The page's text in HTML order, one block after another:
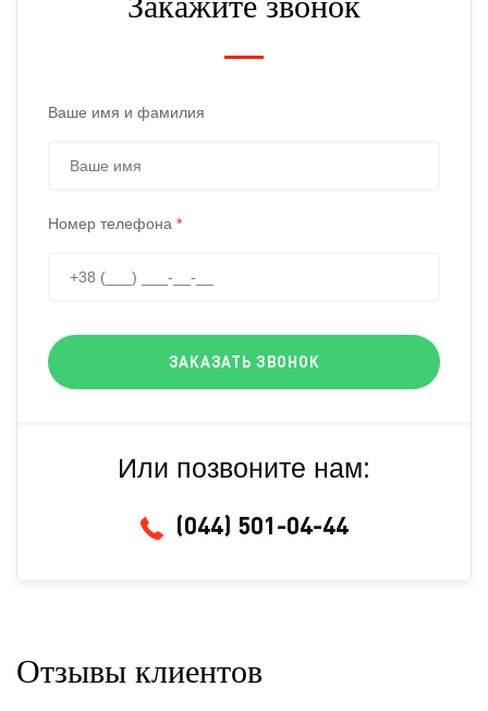
Ваше имя и фамилия
Номер телефона *
ЗАКАЗАТЬ ЗВОНОК
Или позвоните нам:
(044) 501-04-44
Отзывы клиентов